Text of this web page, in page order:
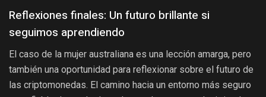
Reflexiones finales: Un futuro brillante si
seguimos aprendiendo
El caso de la mujer australiana es una lección amarga, pero
también una oportunidad para reflexionar sobre el futuro de
las criptomonedas. El camino hacia un entorno más seguro